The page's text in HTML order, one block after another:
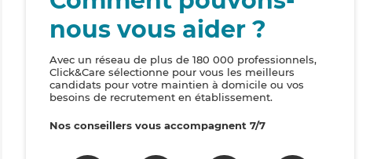
nous vous aider ?
Avec un réseau de plus de 180 000 professionnels,
Click&Care sélectionne pour vous les meilleurs
candidats pour votre maintien à domicile ou vos
besoins de recrutement en établissement.
Nos conseillers vous accompagnent 7/7